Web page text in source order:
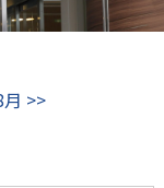
>>